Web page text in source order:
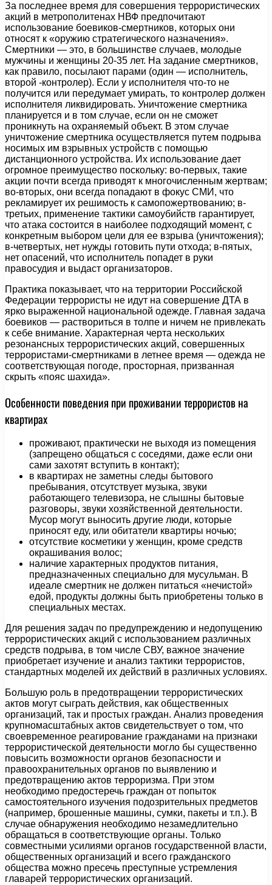
За последнее время для совершения террористических
акций в метрополитенах НВФ предпочитают
использование боевиков-смертников, которых они
относят к «оружию стратегического назначения».
Смертники — это, в большинстве случаев, молодые
мужчины и женщины 20-35 лет. На задание смертников,
как правило, посылают парами (один — исполнитель,
второй -контролер). Если у исполнителя что-то не
получится или передумает умирать, то контролер должен
исполнителя ликвидировать. Уничтожение смертника
планируется и в том случае, если он не сможет
проникнуть на охраняемый объект. В этом случае
уничтожение смертника осуществляется путем подрыва
носимых им взрывных устройств с помощью
дистанционного устройства. Их использование дает
огромное преимущество поскольку: во-первых, такие
акции почти всегда приводят к многочисленным жертвам;
во-вторых, они всегда попадают в фокус СМИ, что
рекламирует их решимость к самопожертвованию; в-
третьих, применение тактики самоубийств гарантирует,
что атака состоится в наиболее подходящий момент, с
конкретным выбором цели для ее взрыва (уничтожения);
в-четвертых, нет нужды готовить пути отхода; в-пятых,
нет опасений, что исполнитель попадет в руки
правосудия и выдаст организаторов.
Практика показывает, что на территории Российской
Федерации террористы не идут на совершение ДТА в
ярко выраженной национальной одежде. Главная задача
боевиков — раствориться в толпе и ничем не привлекать
к себе внимание. Характерная черта нескольких
резонансных террористических акций, совершенных
террористами-смертниками в летнее время — одежда не
соответствующая погоде, просторная, призванная
скрыть «пояс шахида».
Особенности поведения при проживании террористов на
квартирах
проживают, практически не выходя из помещения
(запрещено общаться с соседями, даже если они
сами захотят вступить в контакт);
в квартирах не заметны следы бытового
пребывания, отсутствует музыка, звуки
работающего телевизора, не слышны бытовые
разговоры, звуки хозяйственной деятельности.
Мусор могут выносить другие люди, которые
приносят еду, или обитатели квартиры ночью;
отсутствие косметики у женщин, кроме средств
окрашивания волос;
наличие характерных продуктов питания,
предназначенных специально для мусульман. В
идеале смертник не должен питаться «нечистой»
едой, продукты должны быть приобретены только в
специальных местах.
Для решения задач по предупреждению и недопущению
террористических акций с использованием различных
средств подрыва, в том числе СВУ, важное значение
приобретает изучение и анализ тактики террористов,
стандартных моделей их действий в различных условиях.
Большую роль в предотвращении террористических
актов могут сыграть действия, как общественных
организаций, так и простых граждан. Анализ проведения
крупномасштабных актов свидетельствует о том, что
своевременное реагирование гражданами на признаки
террористической деятельности могло бы существенно
повысить возможности органов безопасности и
правоохранительных органов по выявлению и
предотвращению актов терроризма. При этом
необходимо предостеречь граждан от попыток
самостоятельного изучения подозрительных предметов
(например, брошенные машины, сумки, пакеты и т.п.). В
случае обнаружения необходимо незамедлительно
обращаться в соответствующие органы. Только
совместными усилиями органов государственной власти,
общественных организаций и всего гражданского
общества можно пресечь преступные устремления
главарей террористических организаций.